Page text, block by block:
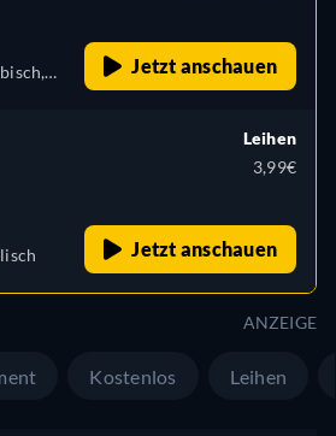
Jetzt anschauen
Leihen
3,99€
Jetzt anschauen
ANZEIGE
Kostenlos Leihen